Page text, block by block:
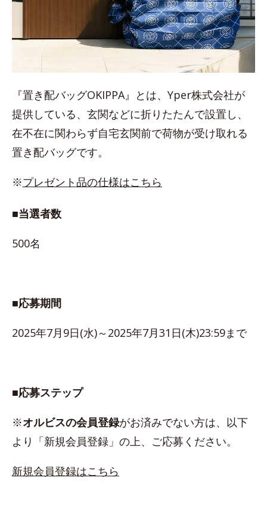
『置き配バッグOKIPPA』とは、Yper株式会社が
提供している、玄関などに折りたたんで設置し、
在不在に関わらず自宅玄関前で荷物が受け取れる
置き配バッグです。
※プレゼント品の仕様はこちら
■当選者数
500名
■応募期間
2025年7月9日(水)～2025年7月31日(木)23:59まで
■応募ステップ
※オルビスの会員登録がお済みでない方は、以下
より「新規会員登録」の上、ご応募ください。
新規会員登録はこちら